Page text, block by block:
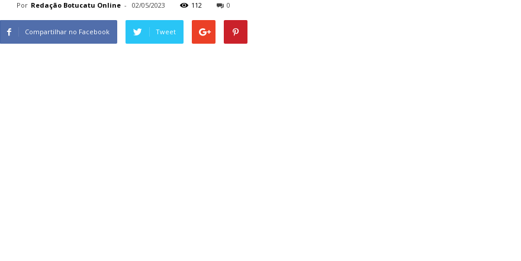
Por Redação Botucatu Online - 02/05/2023 112 0
Compartilhar no Facebook Tweet